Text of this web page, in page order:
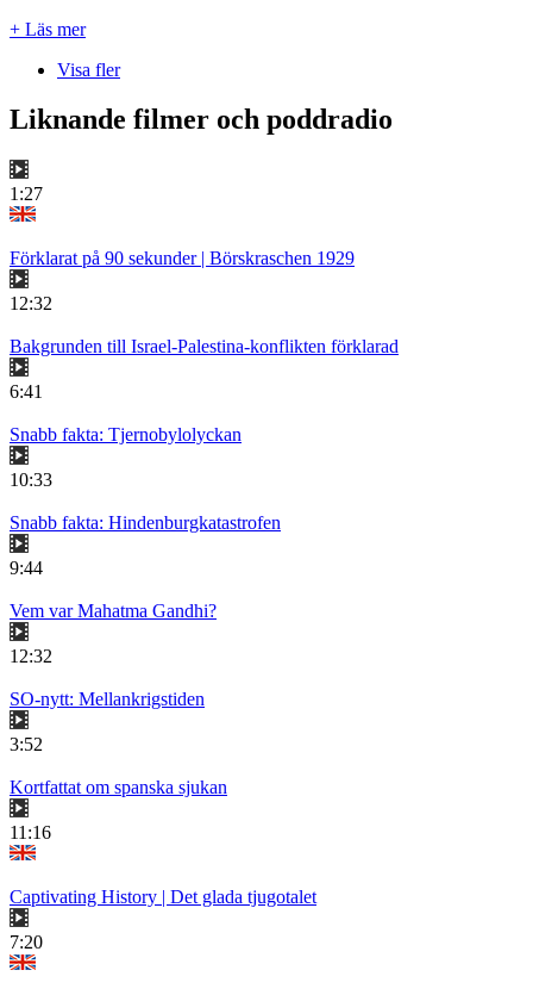
+ Läs mer
Visa fler
Liknande filmer och poddradio
1:27
Förklarat på 90 sekunder | Börskraschen 1929
12:32
Bakgrunden till Israel-Palestina-konflikten förklarad
6:41
Snabb fakta: Tjernobylolyckan
10:33
Snabb fakta: Hindenburgkatastrofen
9:44
Vem var Mahatma Gandhi?
12:32
SO-nytt: Mellankrigstiden
3:52
Kortfattat om spanska sjukan
11:16
Captivating History | Det glada tjugotalet
7:20